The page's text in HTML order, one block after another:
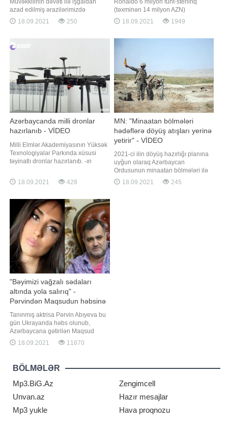
azad edilmiş ərazilərimizdə
monitorinq aparmaq üçün
ölkəmizdə rəsmi səfərdə olan İslam
(İƏT OA) nümayəndə heyəti ilə
Ombudsman Aparatında mətbuat
konfransı keçirilib. Bu barədə
BİG.AZ-
18.09.2021 250
(təxminən 14 milyon AZN)
dəyərindəki malikanəsindən
köçmək məcburiyyətində qalıb.
yaşadığı villanın ətrafında qoyun
sürüsünün olmasıdır. Ronald
18.09.2021 1949
Azərbaycanda milli dronlar
hazırlanıb - VİDEO
Milli Elmlər Akademiyasının Yüksək
Texnologiyalar Parkında xüsusi
təyinatlı dronlar hazırlanıb. -ın
aparatları sifarişlər əsasında yerli
mütəxəssislər tərəfindən hazırlanıb.
küləyə davamlılığı ilə fərqlənir.
Həmçinin uçuş trayektoriyasını
18.09.2021 428
MN: "Minaatan bölmələri
hədəflərə döyüş atışları yerinə
yetirir" - VİDEO
2021-ci ilin döyüş hazırlığı planına
uyğun olaraq Azərbaycan
Ordusunun minaatan bölmələri ilə
keçirilən intensiv döyüş hazırlığı
məşğələləri davam edir. Müdafiə
18.09.2021 245
"Bəyimizi vağzalı sədaları
altında yola salırıq" -
Pərvindən Maqsudun həbsinə
reaksiya
Tanınmış aktrisa Pərvin Abıyeva bu
gün Ukrayanda həbs olunub,
Azərbaycana gətirilən Maqsud
Mahmudovla bağlı paylaşım edib. -
a istinadən xəbər verir ki, tanınmış
ədalət" adlandırıb: . "İlahi Ədalət və
dövlətimizin ədaləti! Bu qədər
insanın haqqına girməyi
18.09.2021 11870
BÖLMƏLƏR
Mp3.BiG.Az
Zengimcell
Unvan.az
Hazır mesajlar
Mp3 yukle
Hava proqnozu